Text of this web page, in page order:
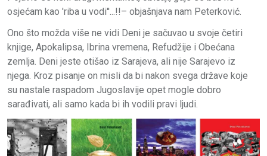
osjećam kao 'riba u vodi''...!!– objašnjava nam Peterković.
Ono što možda više ne vidi Deni je sačuvao u svoje četiri
knjige, Apokalipsa, Ibrina vremena, Refudžije i Obećana
zemlja. Deni jeste otišao iz Sarajeva, ali nije Sarajevo iz
njega. Kroz pisanje on misli da bi nakon svega države koje
su nastale raspadom Jugoslavije opet mogle dobro
sarađivati, ali samo kada bi ih vodili pravi ljudi.